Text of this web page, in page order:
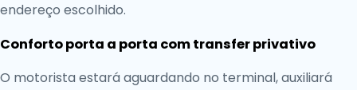
endereço escolhido.
Conforto porta a porta com transfer privativo
O motorista estará aguardando no terminal, auxiliará